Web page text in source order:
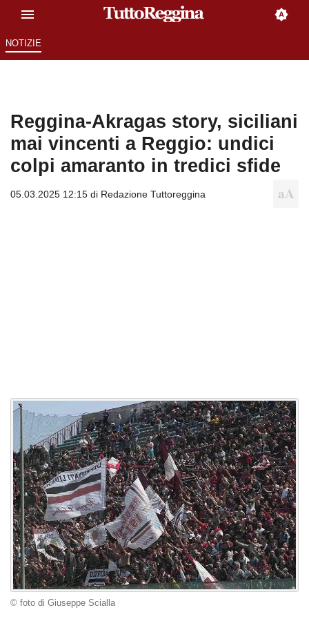
NOTIZIE
Reggina-Akragas story, siciliani
mai vincenti a Reggio: undici
colpi amaranto in tredici sfide
05.03.2025 12:15 di Redazione Tuttoreggina
© foto di Giuseppe Scialla